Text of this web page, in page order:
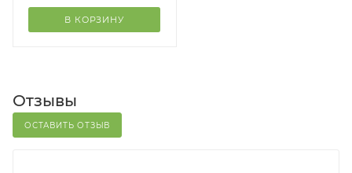
В КОРЗИНУ
Отзывы
ОСТАВИТЬ ОТЗЫВ